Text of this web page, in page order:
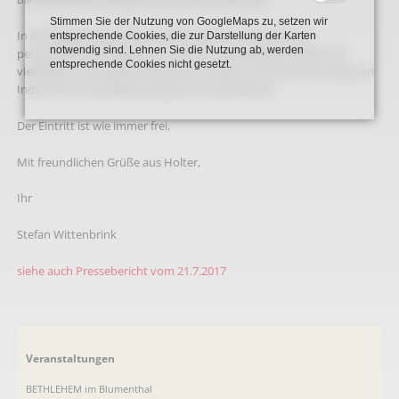
In der Begegnung im Blumenthal wird Dr. Julian Simon in
persönlicher Atmosphäre aus seinem interessanten Leben mit
vielfältigen kulturellen Eindrücken erzählen und auf seinen Weg von
Indien bis ins westfälische Beckum zurückblicken.
Der Eintritt ist wie immer frei.
Mit freundlichen Grüße aus Holter,
Ihr
Stefan Wittenbrink
siehe auch Pressebericht vom 21.7.2017
Navigation
Veranstaltungen
BETHLEHEM im Blumenthal
Stimmen Sie der Nutzung von GoogleMaps zu, setzen wir
entsprechende Cookies, die zur Darstellung der Karten
notwendig sind. Lehnen Sie die Nutzung ab, werden
entsprechende Cookies nicht gesetzt.